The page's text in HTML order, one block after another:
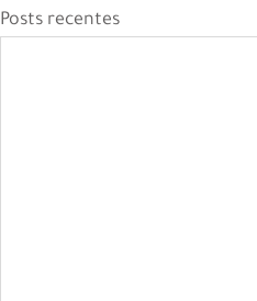
Posts recentes